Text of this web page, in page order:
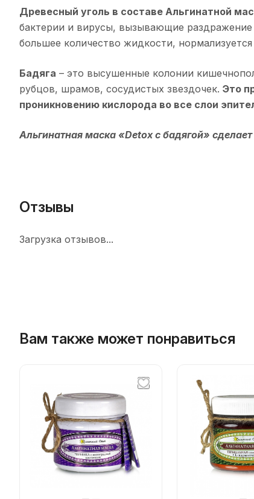
Древесный уголь в составе Альгинатной
бактерии и вирусы, вызывающие
большее количество жидкости,
Бадяга – это высушенные колонии
рубцов, шрамов, сосудистых звездочек. Это
проникновению кислорода во все слои
Альгинатная маска «Detox с бадягой»
Отзывы
Загрузка отзывов...
Вам также может понравиться